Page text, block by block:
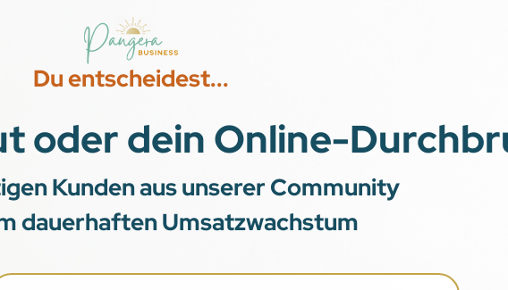
Du entscheidest...
oder dein Online-
Kunden aus unserer Community
dauerhaften Umsatzwachstum